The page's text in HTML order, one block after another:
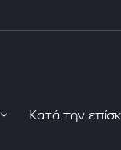
Κατά την